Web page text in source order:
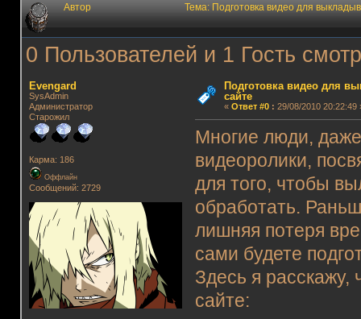
Автор Тема: Подготовка видео для
0 Пользователей и 1 Гость
Evengard
SysAdmin
Администратор
Старожил
Карма: 186
Оффлайн
Сообщений: 2729
Подготовка видео для
сайте
« Ответ #0: 29/08/2010 20:22:49
Многие люди,
видеоролики,
для того, чтобы
обработать.
лишняя потеря
сами будете
Здесь я расскажу,
сайте: